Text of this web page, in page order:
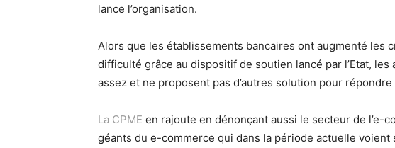
lance l’organisation.
Alors que les établissements bancaires ont augmenté les
difficulté grâce au dispositif de soutien lancé par l’Etat,
assez et ne proposent pas d’autres solution pour
La CPME en rajoute en dénonçant aussi le secteur de l’e-
géants du e-commerce qui dans la période actuelle voient